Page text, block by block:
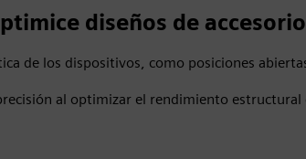
diseños de
de los dispositivos, como posiciones
al optimizar el rendimiento